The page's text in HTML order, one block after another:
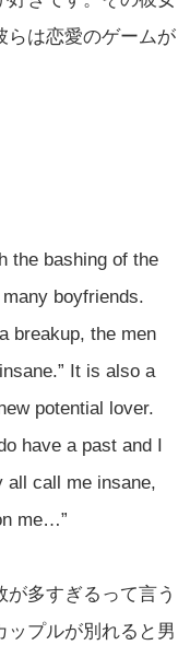
らは恋愛のゲームが
the bashing of the
boyfriends.
breakup, the men
It is also a
potential lover.
have a past and I
all call me insane,
me…”
多すぎるって言う
ップルが別れると男